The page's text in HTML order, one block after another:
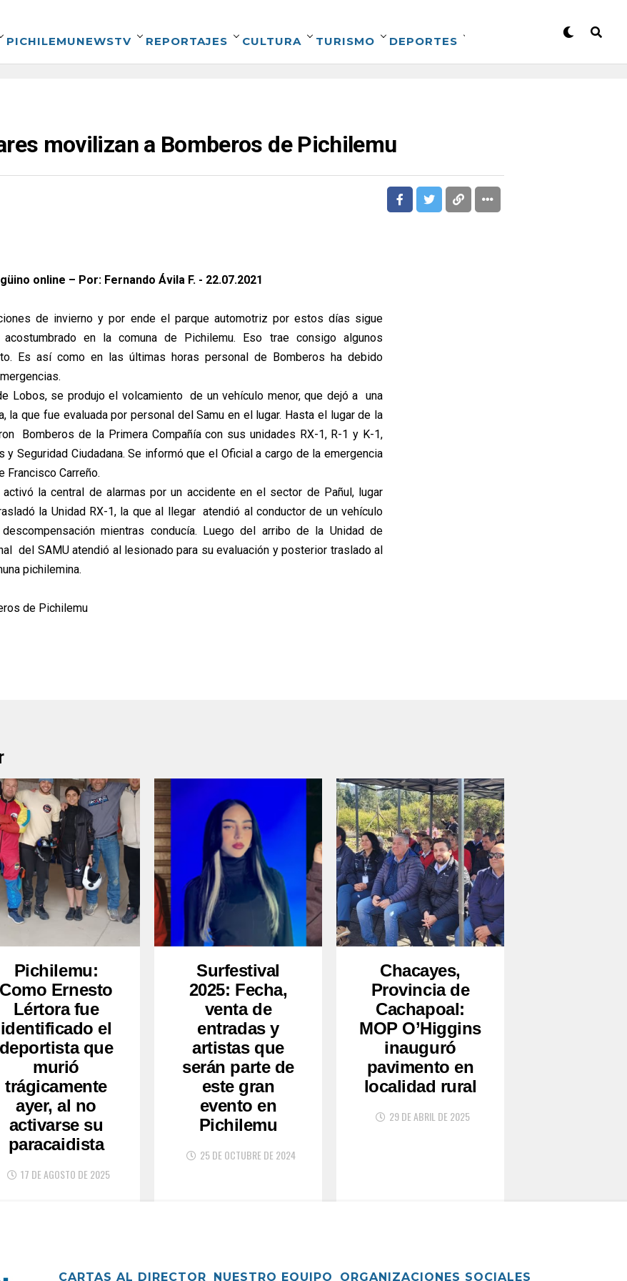
PICHILEMUNEWSTV REPORTAJES CULTURA TURISMO DEPORTES
movilizan a Bomberos de Pichilemu
online – Por: Fernando Ávila F. - 22.07.2021
de invierno y por ende el parque automotriz por estos días sigue
en la comuna de Pichilemu. Eso trae consigo algunos
Es así como en las últimas horas personal de Bomberos ha debido
Lobos, se produjo el volcamiento de un vehículo menor, que dejó a una
la que fue evaluada por personal del Samu en el lugar. Hasta el lugar de la
Bomberos de la Primera Compañía con sus unidades RX-1, R-1 y K-1,
y Seguridad Ciudadana. Se informó que el Oficial a cargo de la emergencia
Francisco Carreño.
la central de alarmas por un accidente en el sector de Pañul, lugar
la Unidad RX-1, la que al llegar atendió al conductor de un vehículo
mientras conducía. Luego del arribo de la Unidad de
del SAMU atendió al lesionado para su evaluación y posterior traslado al
pichilemina.
de Pichilemu
Pichilemu:
Como Ernesto
Lértora fue
identificado el
deportista que
murió
trágicamente
ayer, al no
activarse su
paracaidista
17 DE AGOSTO DE 2025
Surfestival
2025: Fecha,
venta de
entradas y
artistas que
serán parte de
este gran
evento en
Pichilemu
25 DE OCTUBRE DE 2024
Chacayes,
Provincia de
Cachapoal:
MOP O’Higgins
inauguró
pavimento en
localidad rural
29 DE ABRIL DE 2025
CARTAS AL DIRECTOR NUESTRO EQUIPO ORGANIZACIONES SOCIALES